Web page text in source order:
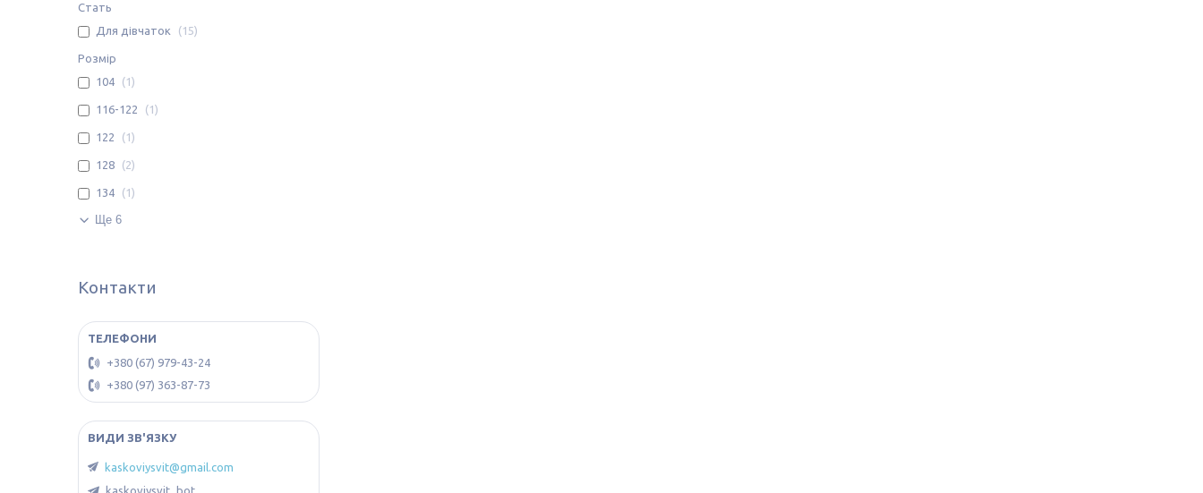
Стать
Для дівчаток
15
Розмір
104
1
116-122 1
122 1
128 2
134 1
Ще 6
Контакти
+380 (67) 979-43-24
+380 (97) 363-87-73
kaskoviysvit@gmail.com
kaskoviysvit_bot